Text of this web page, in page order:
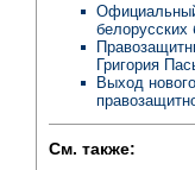
Григория
Выход
См. также: